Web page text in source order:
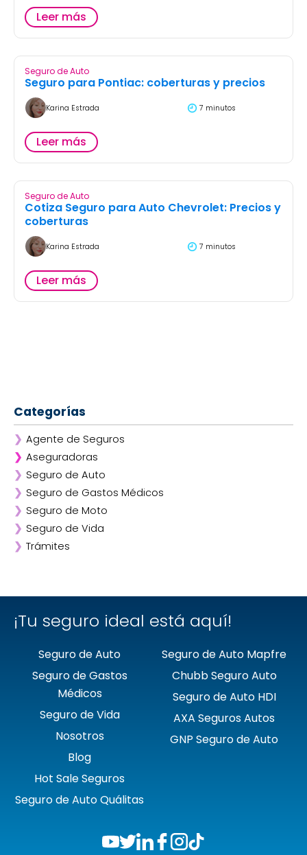
Leer más
Seguro de Auto
Seguro para Pontiac: coberturas y precios
Karina Estrada 7 minutos
Leer más
Seguro de Auto
Cotiza Seguro para Auto Chevrolet: Precios y
coberturas
Karina Estrada 7 minutos
Leer más
Categorías
❯ Agente de Seguros
❯ Aseguradoras
❯ Afirme
❯ ANA
❯ AXA
❯ Chubb
❯ GNP
❯ Seguro de Auto
❯ Seguro de Gastos Médicos
❯ Seguro de Moto
❯ Seguro de Vida
❯ Trámites
¡Tu seguro ideal está aquí!
Seguro de Auto
Seguro de Gastos
Médicos
Seguro de Vida
Nosotros
Blog
Hot Sale Seguros
Seguro de Auto Quálitas
Seguro de Auto Mapfre
Chubb Seguro Auto
Seguro de Auto HDI
AXA Seguros Autos
GNP Seguro de Auto